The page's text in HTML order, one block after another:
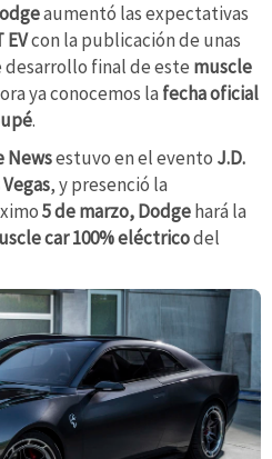
aumentó las expectativas
EVcon la publicación de unas
desarrollo final de este muscle
ya conocemos la fecha oficial
.
Newsestuvo en el evento J.D.
, y presenció la
5 de marzo,Dodgehará la
car 100% eléctricodel